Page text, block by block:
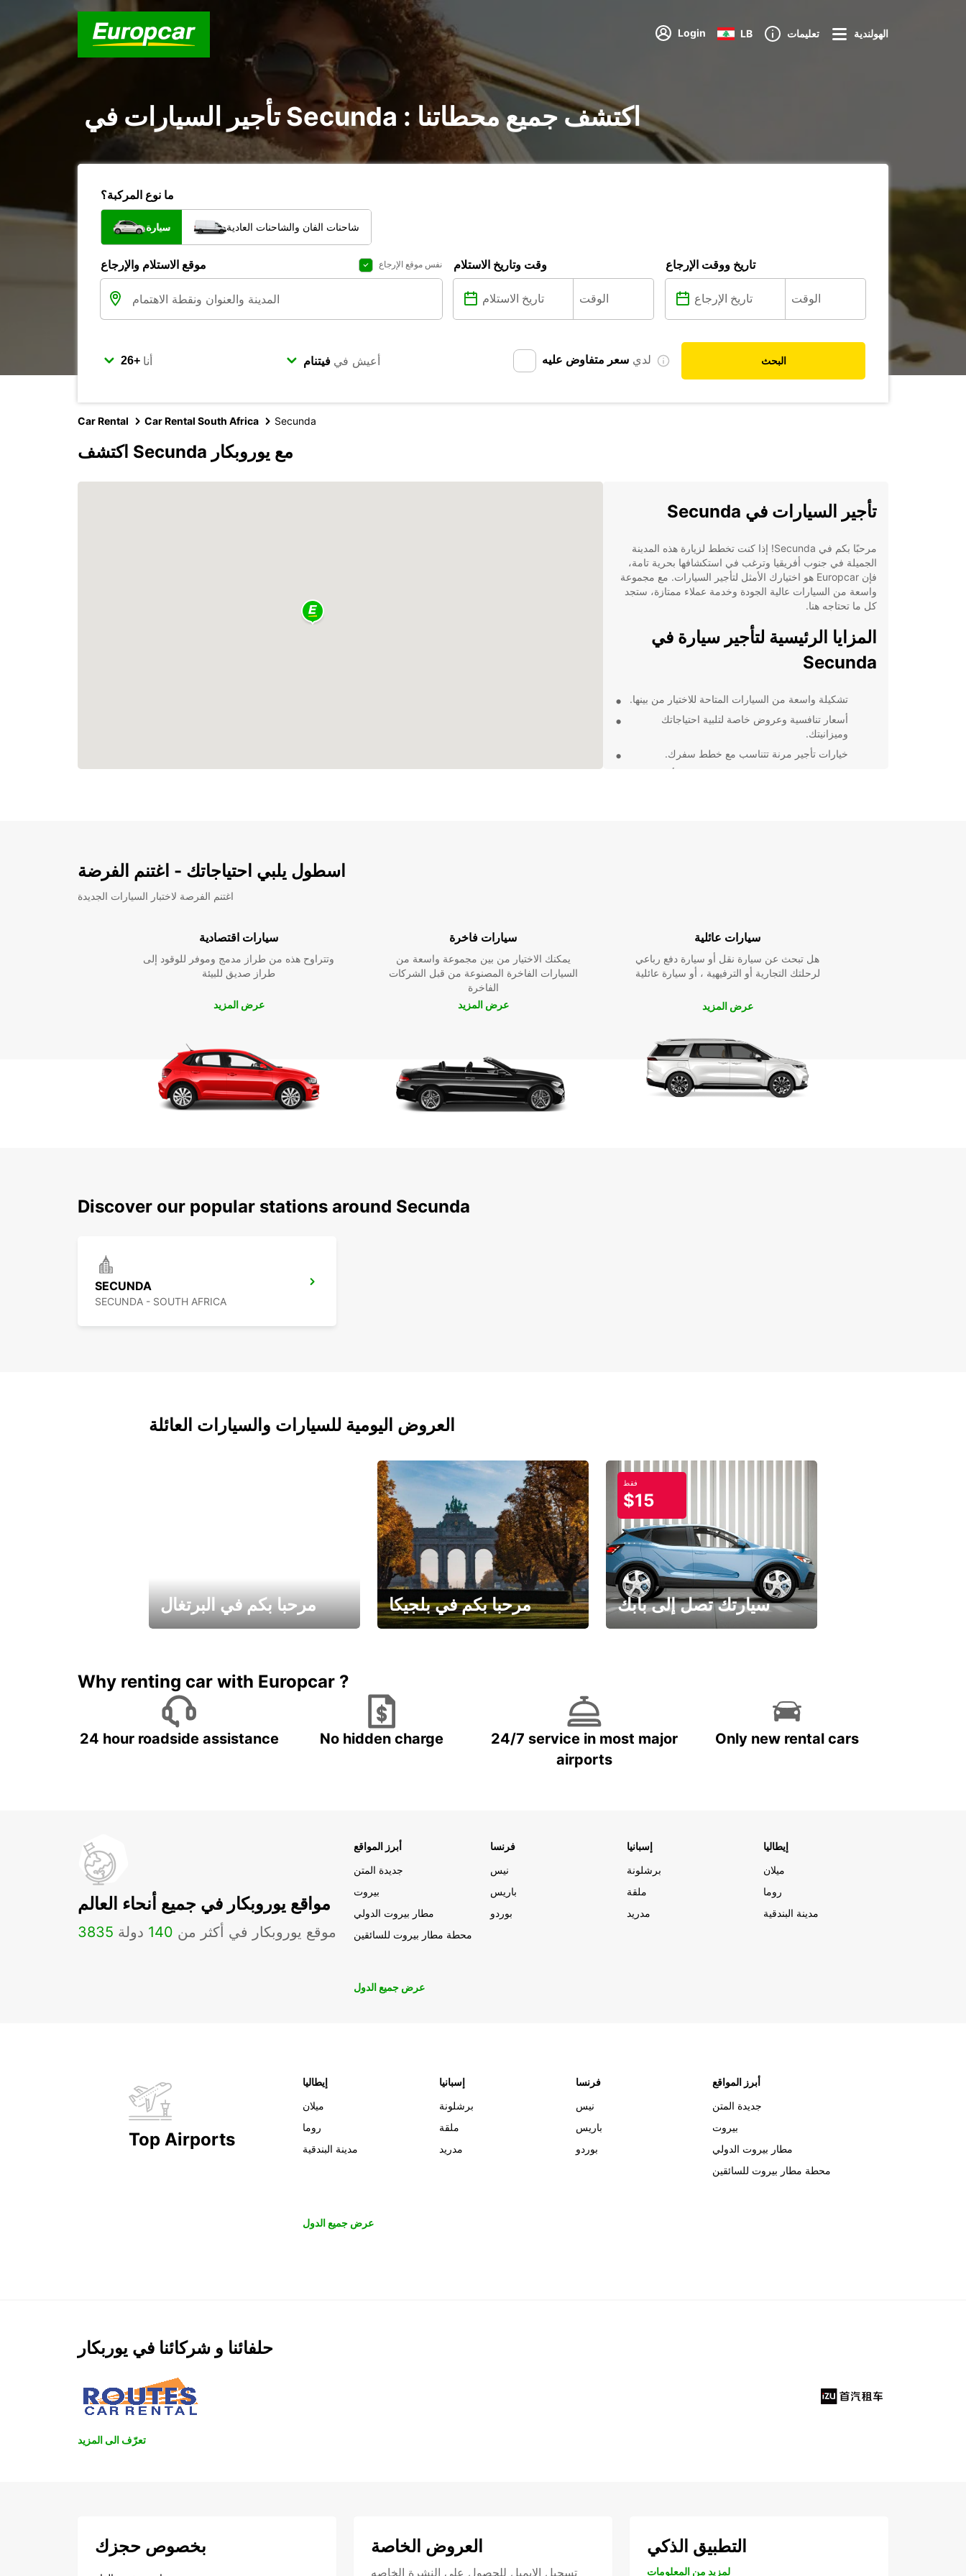
Login LB تعليمات الهولندية
تأجير السيارات في Secunda : اكتشف جميع محطاتنا
ما نوع المركبة؟
سيارة شاحنات الفان والشاحنات العادية
موقع الاستلام والإرجاع نفس موقع الإرجاع وقت وتاريخ الاستلام تاريخ ووقت الإرجاع
أنا أعيش في لدي سعر متفاوض عليه البحث
Car Rental Car Rental South Africa Secunda
اكتشف Secunda مع يوروبكار
تأجير السيارات في Secunda
مرحبًا بكم في Secunda! إذا كنت تخطط لزيارة هذه المدينة
الجميلة في جنوب أفريقيا وترغب في استكشافها بحرية تامة،
فإن Europcar هو اختيارك الأمثل لتأجير السيارات. مع مجموعة
واسعة من السيارات عالية الجودة وخدمة عملاء ممتازة، ستجد
كل ما تحتاجه هنا.
المزايا الرئيسية لتأجير سيارة في
Secunda
تشكيلة واسعة من السيارات المتاحة للاختيار من بينها.
أسعار تنافسية وعروض خاصة لتلبية احتياجاتك
وميزانيتك.
خيارات تأجير مرنة تتناسب مع خطط سفرك.
اسطول يلبي احتياجاتك - اغتنم الفرضة
اغتنم الفرصة لاختبار السيارات الجديدة
سيارات اقتصادية
وتتراوح هذه من طراز مدمج وموفر للوقود إلى
طراز صديق للبيئة
عرض المزيد
سيارات فاخرة
يمكنك الاختيار من بين مجموعة واسعة من
السيارات الفاخرة المصنوعة من قبل الشركات
الفاخرة
عرض المزيد
سيارات عائلية
هل تبحث عن سيارة نقل أو سيارة دفع رباعي
لرحلتك التجارية أو الترفيهية ، أو سيارة عائلية
عرض المزيد
Discover our popular stations around Secunda
SECUNDA
SECUNDA - SOUTH AFRICA
العروض اليومية للسيارات والسيارات العائلة
مرحبا بكم في البرتغال مرحبا بكم في بلجيكا
فقط
$15
سيارتك تصل إلى بابك
Why renting car with Europcar ?
24 hour roadside assistance No hidden charge
24/7 service in most major
airports
Only new rental cars
مواقع يوروبكار في جميع أنحاء العالم
3835 موقع يوروبكار في أكثر من 140 دولة
أبرز المواقع
جديدة المتن
بيروت
مطار بيروت الدولي
محطة مطار بيروت للسائقين
فرنسا
نيس
باريس
بوردو
إسبانيا
برشلونة
ملقة
مدريد
إيطاليا
ميلان
روما
مدينة البندقية
عرض جميع الدول
Top Airports
إيطاليا
ميلان
روما
مدينة البندقية
إسبانيا
برشلونة
ملقة
مدريد
فرنسا
نيس
باريس
بوردو
أبرز المواقع
جديدة المتن
بيروت
مطار بيروت الدولي
محطة مطار بيروت للسائقين
عرض جميع الدول
حلفائنا و شركائنا في يوربكار
تعرّف الى المزيد
بخصوص حجزك العروض الخاصة
تسجيل الايميل للحصول علي النشرة الخاصه
التطبيق الذكي
لمزيد من المعلومات